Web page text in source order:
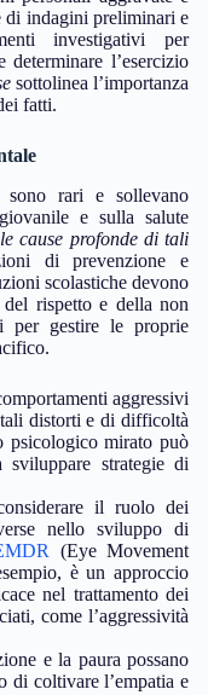
di indagini preliminari e
investigativi per
l’esercizio
sottolinea l’importanza
fatti.
sono rari e sollevano
e sulla salute
cause profonde di tali
di prevenzione e
scolastiche devono
rispetto e della non
per gestire le proprie
aggressivi
distorti e di difficoltà
psicologico mirato può
strategie di
il ruolo dei
nello sviluppo di
(Eye Movement
è un approccio
nel trattamento dei
come l’aggressività
e la paura possano
di coltivare l’empatia e